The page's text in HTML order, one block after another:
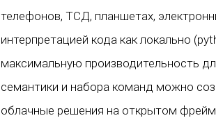
телефонов, ТСД, планшетах,
интерпретацией кода как локально
максимальную производительность
семантики и набора команд можно
облачные решения на открытом